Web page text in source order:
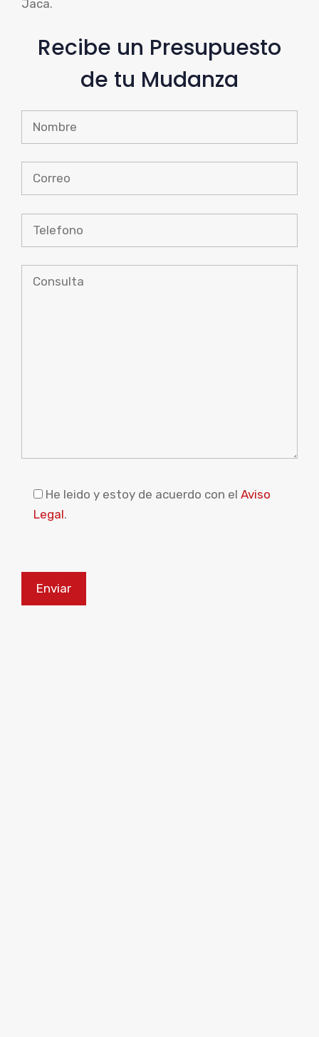
Jaca.
Recibe un Presupuesto
de tu Mudanza
He leido y estoy de acuerdo con el Aviso
Legal.